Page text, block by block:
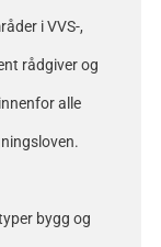
i VVS-,
rådgiver og
alle
bygg og